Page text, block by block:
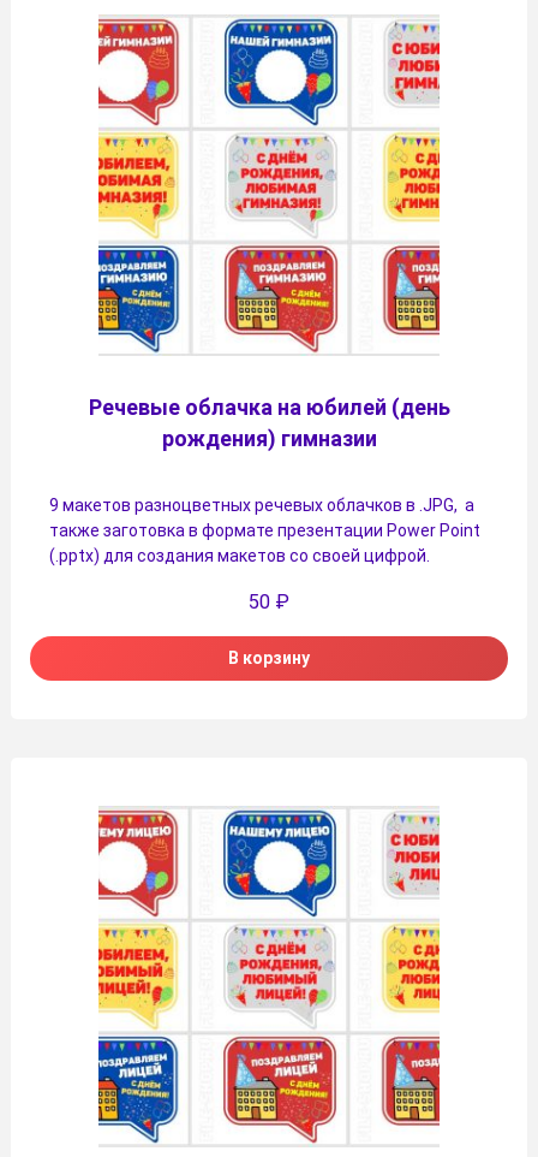
Речевые облачка на юбилей (день
рождения) гимназии
9 макетов разноцветных речевых облачков в .JPG, а
также заготовка в формате презентации Power Point
(.pptx) для создания макетов со своей цифрой.
50 ₽
В корзину